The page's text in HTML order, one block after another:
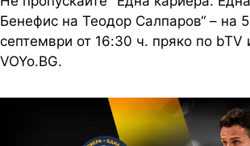
Бенефис на Теодор Салпаров“ – на 5
септември от 16:30 ч. пряко по bTV
VOYo.BG.